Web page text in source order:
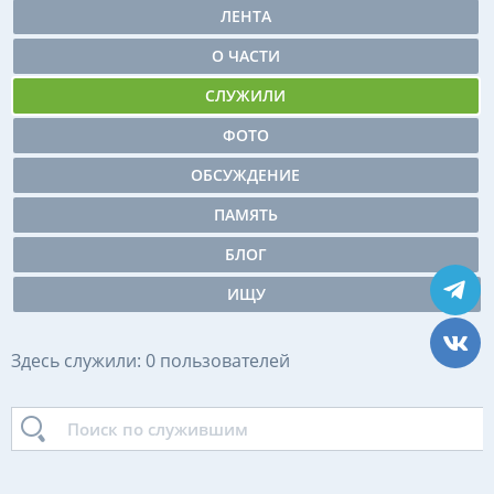
ЛЕНТА
О ЧАСТИ
СЛУЖИЛИ
ФОТО
ОБСУЖДЕНИЕ
ПАМЯТЬ
БЛОГ
ИЩУ
Здесь служили: 0 пользователей